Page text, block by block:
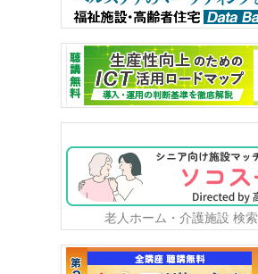
老人ホーム・介護施設 検